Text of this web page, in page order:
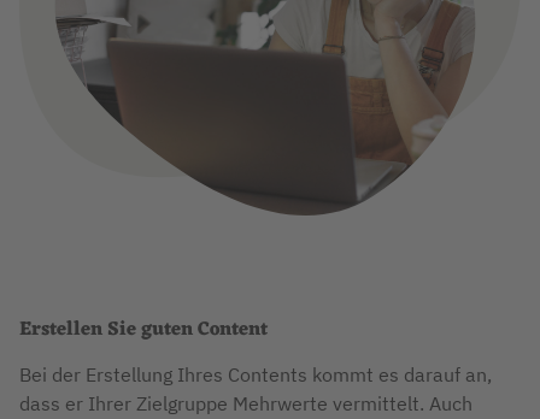
Erstellen Sie guten Content
Bei der Erstellung Ihres Contents kommt es darauf an,
dass er Ihrer Zielgruppe Mehrwerte vermittelt. Auch